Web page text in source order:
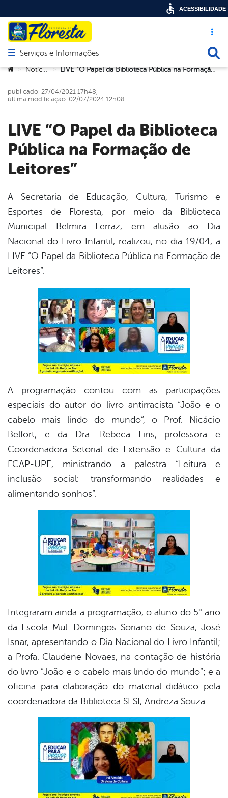
Acesso
Abrir menu principal de navegação
Serviços e Informações
Você está aqui:
> Notícias > LIVE “O Papel da Biblioteca Pública na Formação de Leitores”
LIVE “O Papel da Biblioteca
Pública na Formação de
Leitores”
publicado: 27/04/2021 17h48,
última modificação: 02/07/2024 12h08
A Secretaria de Educação, Cultura, Turismo e
Esportes de Floresta, por meio da Biblioteca
Municipal Belmira Ferraz, em alusão ao Dia
Nacional do Livro Infantil, realizou, no dia 19/04, a
LIVE “O Papel da Biblioteca Pública na Formação de
Leitores”.
A programação contou com as participações
especiais do autor do livro antirracista “João e o
cabelo mais lindo do mundo”, o Prof. Nicácio
Belfort, e da Dra. Rebeca Lins, professora e
Coordenadora Setorial de Extensão e Cultura da
FCAP-UPE, ministrando a palestra “Leitura e
inclusão social: transformando realidades e
alimentando sonhos”.
Integraram ainda a programação, o aluno do 5° ano
da Escola Mul. Domingos Soriano de Souza, José
Isnar, apresentando o Dia Nacional do Livro Infantil;
a Profa. Claudene Novaes, na contação de história
do livro “João e o cabelo mais lindo do mundo”; e a
oficina para elaboração do material didático pela
coordenadora da Biblioteca SESI, Andreza Souza.
ACESSIBILIDADE